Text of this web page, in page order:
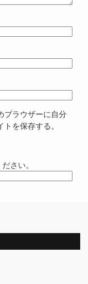
ブラウザーに自分
を保存する。
さい。